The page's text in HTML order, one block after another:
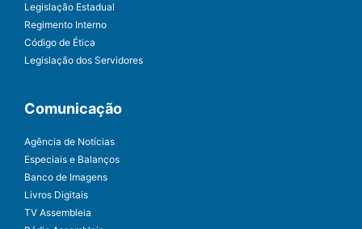
Legislação Estadual
Regimento Interno
Código de Ética
Legislação dos Servidores
Comunicação
Agência de Notícias
Especiais e Balanços
Banco de Imagens
Livros Digitais
TV Assembleia